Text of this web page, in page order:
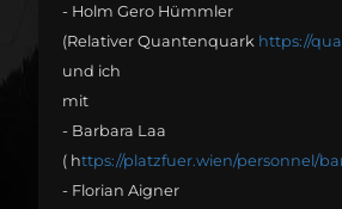
- Holm Gero Hümmler
(Relativer Quantenquark https://
und ich
mit
- Barbara Laa
( https://platzfuer.wien/personnel/
- Florian Aigner